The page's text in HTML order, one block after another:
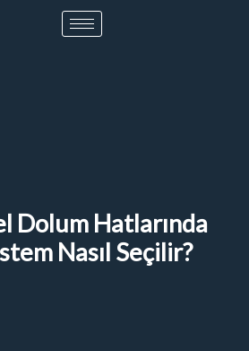
Dolum Hatlarında
Nasıl Seçilir?